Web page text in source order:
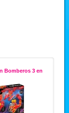
Bomberos 3 en